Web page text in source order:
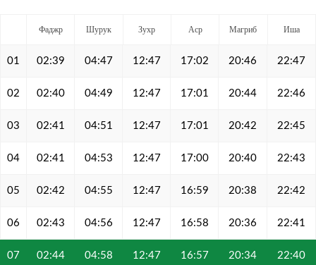
Фаджр Шурук Зухр Аср Магриб Иша
01 02:39 04:47 12:47 17:02 20:46 22:47
02 02:40 04:49 12:47 17:01 20:44 22:46
03 02:41 04:51 12:47 17:01 20:42 22:45
04 02:41 04:53 12:47 17:00 20:40 22:43
05 02:42 04:55 12:47 16:59 20:38 22:42
06 02:43 04:56 12:47 16:58 20:36 22:41
07 02:44 04:58 12:47 16:57 20:34 22:40